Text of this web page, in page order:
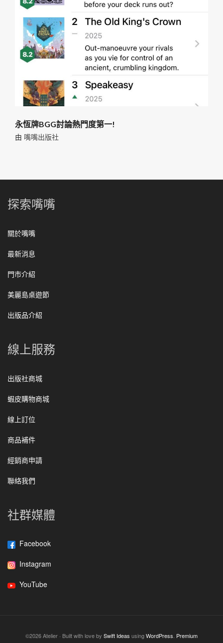
永恆牌BGG討論熱門度第一!
由 嘴嘴出版社
探索嘴嘴
關於嘴嘴
最新消息
門市介紹
美麗島桌遊節
出版品介紹
線上服務
出版社商城
蝦皮購物商城
線上訂位
商品補件
經銷商申請
聯絡我們
社群媒體
Facebook
Instagram
YouTube
©2026 Atelier · Built with love by Swift Ideas usingWordPress. Premium